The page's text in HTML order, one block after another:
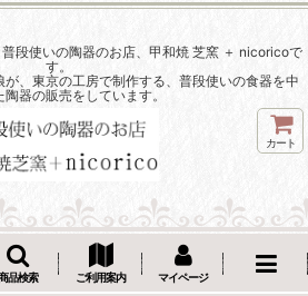
段使いの陶器のお店、甲和焼 芝窯 ＋ nicoricoで
す。
、東京の工房で制作する、普段使いの食器を中
器の販売をしています。
カート
品検索 ご利用案内 マイページ